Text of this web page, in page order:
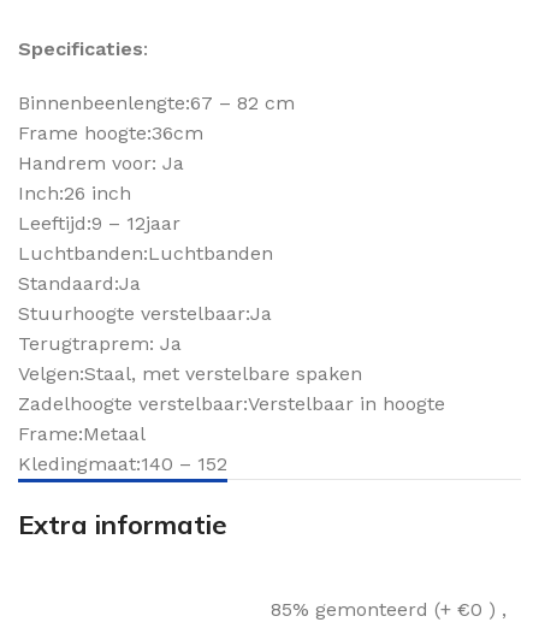
Specificaties:
Binnenbeenlengte:67 – 82 cm
Frame hoogte:36cm
Handrem voor: Ja
Inch:26 inch
Leeftijd:9 – 12jaar
Luchtbanden:Luchtbanden
Standaard:Ja
Stuurhoogte verstelbaar:Ja
Terugtraprem: Ja
Velgen:Staal, met verstelbare spaken
Zadelhoogte verstelbaar:Verstelbaar in hoogte
Frame:Metaal
Kledingmaat:140 – 152
Extra informatie
85% gemonteerd (+ €0 ) ,